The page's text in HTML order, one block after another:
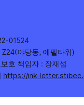
01524
야당동, 에펠타워)
호 책임자 : 장재섭
https://ink-